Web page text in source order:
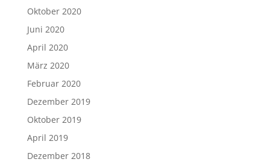
Oktober 2020
Juni 2020
April 2020
März 2020
Februar 2020
Dezember 2019
Oktober 2019
April 2019
Dezember 2018